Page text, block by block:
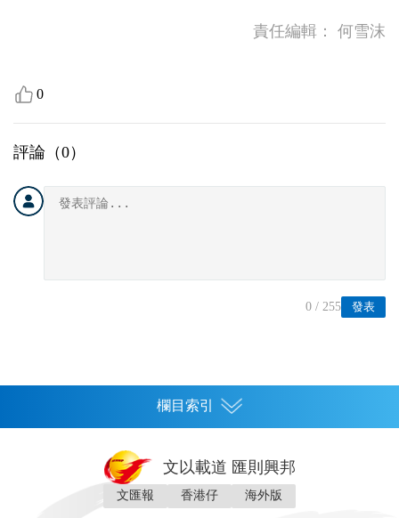
責任編輯： 何雪沫
0
評論（0）
發表
0 / 255
欄目索引
文以載道 匯則興邦
文匯報 香港仔 海外版